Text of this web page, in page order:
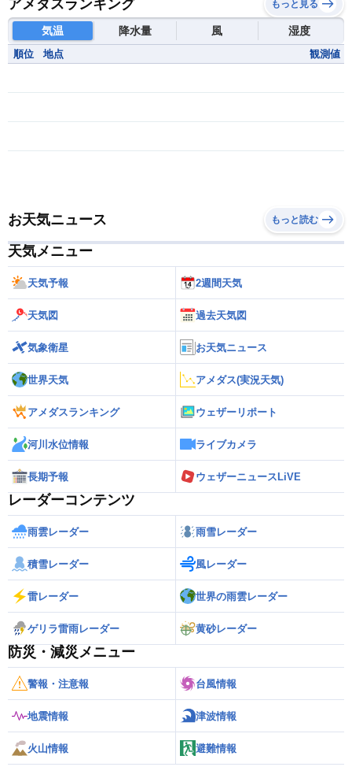
アメダスランキング もっと見る
気温 降水量 風 湿度
順位 地点 観測値
お天気ニュース もっと読む
天気メニュー
天気予報 2週間天気
天気図 過去天気図
気象衛星 お天気ニュース
世界天気 アメダス(実況天気)
アメダスランキング ウェザーリポート
河川水位情報 ライブカメラ
長期予報 ウェザーニュースLiVE
レーダーコンテンツ
雨雲レーダー 雨雪レーダー
積雪レーダー 風レーダー
雷レーダー 世界の雨雲レーダー
ゲリラ雷雨レーダー 黄砂レーダー
防災・減災メニュー
警報・注意報 台風情報
地震情報 津波情報
火山情報 避難情報